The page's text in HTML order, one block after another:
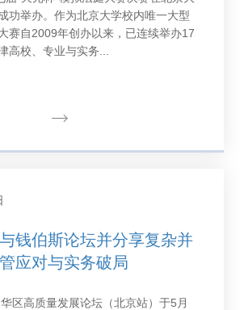
功举办。作为北京大学校内唯一大型
赛自2009年创办以来，已连续举办17
高校、专业与实务...
钱伯斯论坛并分享复杂并
应对与实务破局
区高质量发展论坛（北京站）于5月